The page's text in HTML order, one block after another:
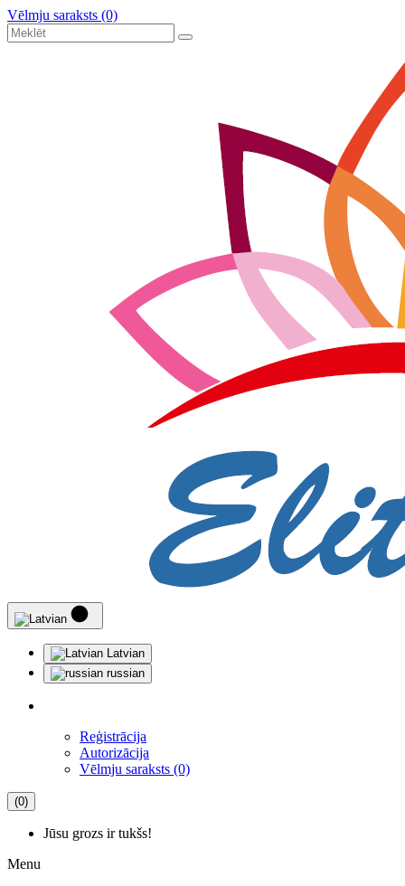
Vēlmju saraksts (0)
Latvian
russian
Reģistrācija
Autorizācija
Vēlmju saraksts (0)
(0)
Jūsu grozs ir tukšs!
Menu